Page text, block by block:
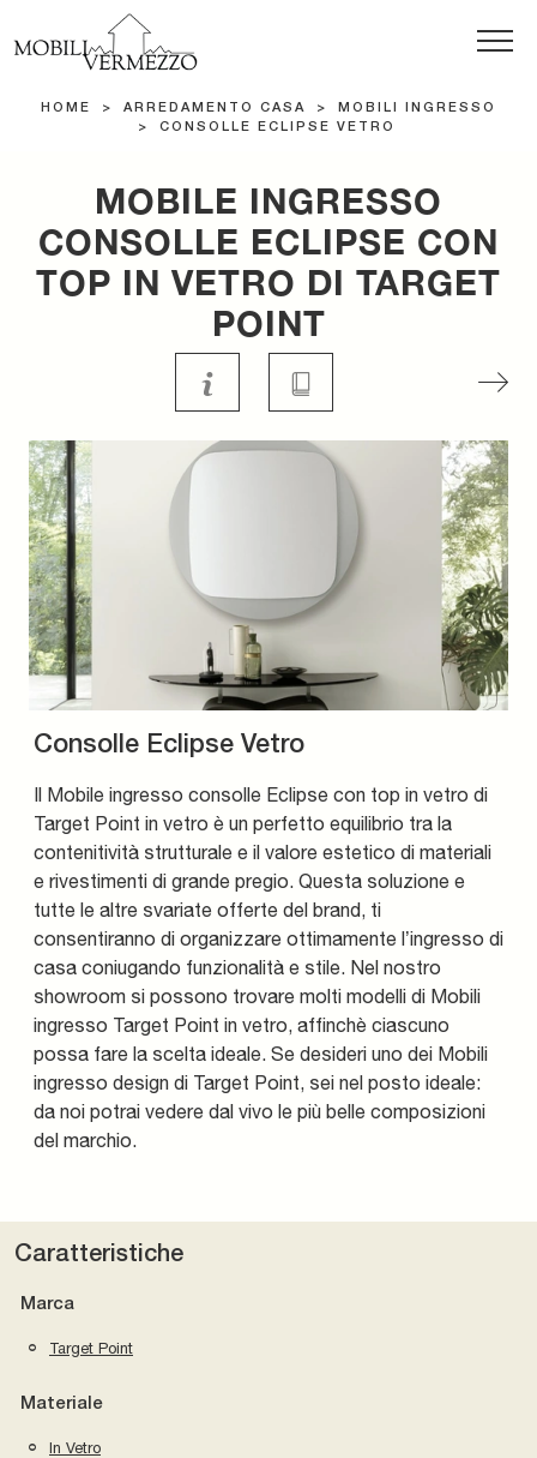
HOME > ARREDAMENTO CASA >
MOBILI INGRESSO
>
CONSOLLE ECLIPSE VETRO
MOBILE INGRESSO
CONSOLLE ECLIPSE CON
TOP IN VETRO DI TARGET
POINT
Consolle Eclipse Vetro
Il Mobile ingresso consolle Eclipse con top in vetro di
Target Point in vetro è un perfetto equilibrio tra la
contenitività strutturale e il valore estetico di materiali
e rivestimenti di grande pregio. Questa soluzione e
tutte le altre svariate offerte del brand, ti
consentiranno di organizzare ottimamente l’ingresso di
casa coniugando funzionalità e stile. Nel nostro
showroom si possono trovare molti modelli di Mobili
ingresso Target Point in vetro, affinchè ciascuno
possa fare la scelta ideale. Se desideri uno dei Mobili
ingresso design di Target Point, sei nel posto ideale:
da noi potrai vedere dal vivo le più belle composizioni
del marchio.
Caratteristiche
Marca
Target Point
Materiale
In Vetro